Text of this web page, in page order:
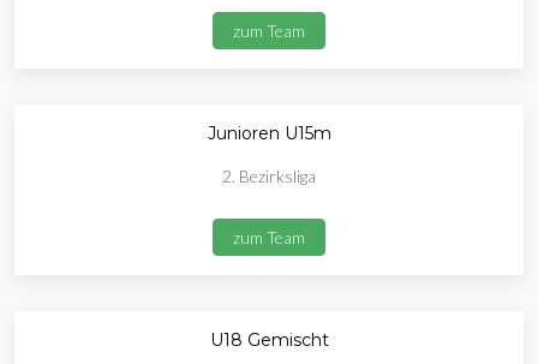
zum Team
Junioren U15m
2. Bezirksliga
zum Team
U18 Gemischt